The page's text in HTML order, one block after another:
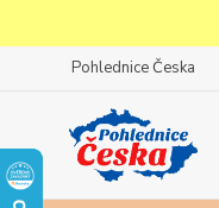
Pohlednice Česka